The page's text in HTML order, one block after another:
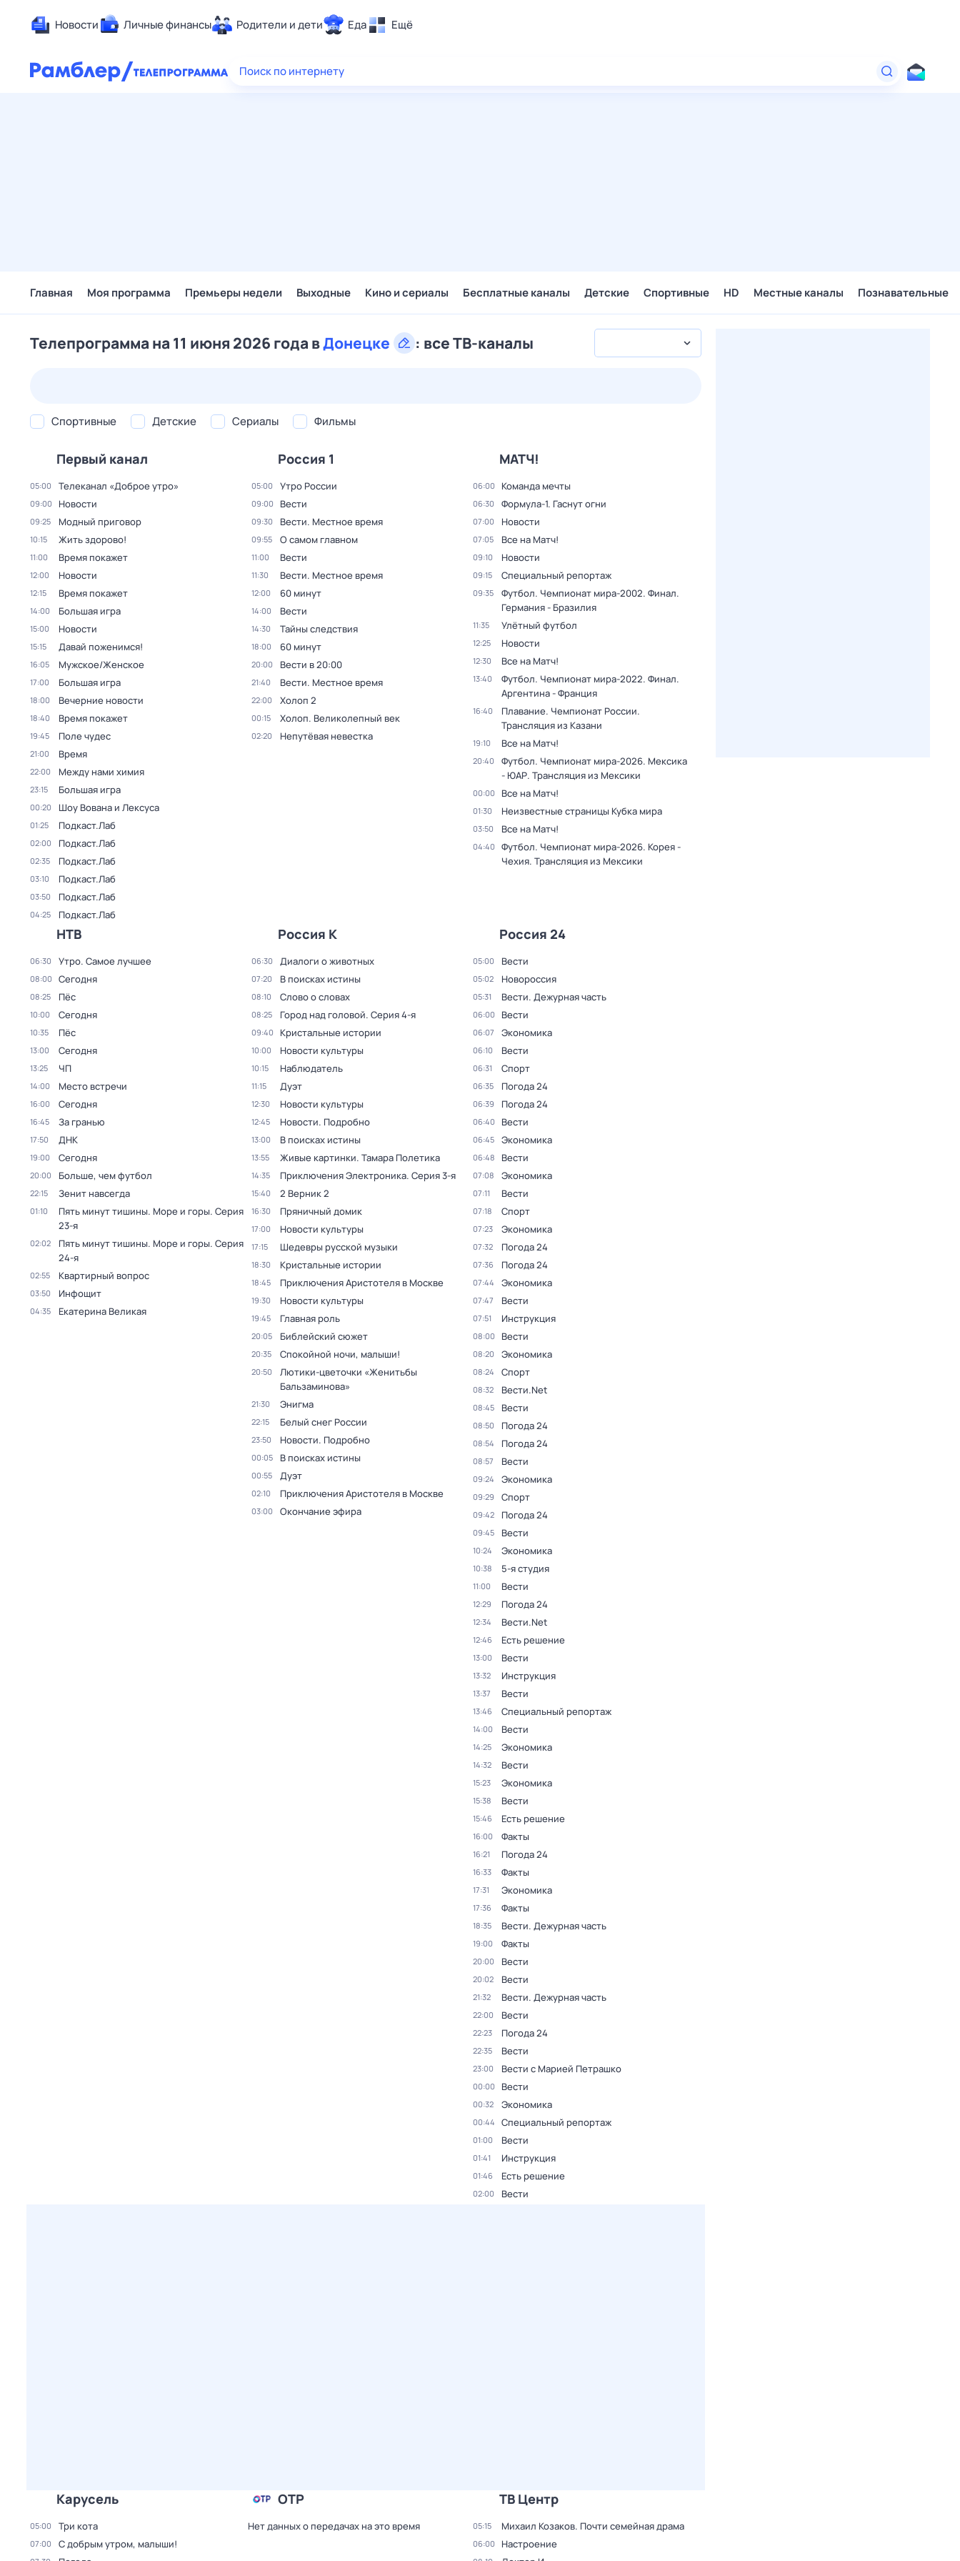
Новости Личные финансы Родители и дети Еда Ещё
Здоровье
Поиск по интернету
Главная Моя программа Премьеры недели Выходные Кино и сериалы Бесплатные каналы Детские Спортивные HD Местные каналы Познавательные
Телепрограмма на 11 июня 2026 года вДонецке : все ТВ-каналы
Спортивные Детские Сериалы Фильмы
Первый канал
05:00 Телеканал «Доброе утро»
09:00 Новости
09:25 Модный приговор
10:15 Жить здорово!
11:00 Время покажет
12:00 Новости
12:15 Время покажет
14:00 Большая игра
15:00 Новости
15:15 Давай поженимся!
16:05 Мужское/Женское
17:00 Большая игра
18:00 Вечерние новости
18:40 Время покажет
19:45 Поле чудес
21:00 Время
22:00 Между нами химия
23:15 Большая игра
00:20 Шоу Вована и Лексуса
01:25 Подкаст.Лаб
02:00 Подкаст.Лаб
02:35 Подкаст.Лаб
03:10 Подкаст.Лаб
03:50 Подкаст.Лаб
04:25 Подкаст.Лаб
Россия 1
05:00 Утро России
09:00 Вести
09:30 Вести. Местное время
09:55 О самом главном
11:00 Вести
11:30 Вести. Местное время
12:00 60 минут
14:00 Вести
14:30 Тайны следствия
18:00 60 минут
20:00 Вести в 20:00
21:40 Вести. Местное время
22:00 Холоп 2
00:15 Холоп. Великолепный век
02:20 Непутёвая невестка
МАТЧ!
06:00 Команда мечты
06:30 Формула-1. Гаснут огни
07:00 Новости
07:05 Все на Матч!
09:10 Новости
09:15 Специальный репортаж
09:35
Футбол. Чемпионат мира-2002. Финал.
Германия - Бразилия
11:35 Улётный футбол
12:25 Новости
12:30 Все на Матч!
13:40
Футбол. Чемпионат мира-2022. Финал.
Аргентина - Франция
16:40
Плавание. Чемпионат России.
Трансляция из Казани
19:10 Все на Матч!
20:40
Футбол. Чемпионат мира-2026. Мексика
- ЮАР. Трансляция из Мексики
00:00 Все на Матч!
01:30 Неизвестные страницы Кубка мира
03:50 Все на Матч!
04:40
Футбол. Чемпионат мира-2026. Корея -
Чехия. Трансляция из Мексики
НТВ
06:30 Утро. Самое лучшее
08:00 Сегодня
08:25 Пёс
10:00 Сегодня
10:35 Пёс
13:00 Сегодня
13:25 ЧП
14:00 Место встречи
16:00 Сегодня
16:45 За гранью
17:50 ДНК
19:00 Сегодня
20:00 Больше, чем футбол
22:15 Зенит навсегда
01:10 Пять минут тишины. Море и горы. Серия
23-я
02:02 Пять минут тишины. Море и горы. Серия
24-я
02:55 Квартирный вопрос
03:50 Инфощит
04:35 Екатерина Великая
Россия К
06:30 Диалоги о животных
07:20 В поисках истины
08:10 Слово о словах
08:25 Город над головой. Серия 4-я
09:40 Кристальные истории
10:00 Новости культуры
10:15 Наблюдатель
11:15 Дуэт
12:30 Новости культуры
12:45 Новости. Подробно
13:00 В поисках истины
13:55 Живые картинки. Тамара Полетика
14:35 Приключения Электроника. Серия 3-я
15:40 2 Верник 2
16:30 Пряничный домик
17:00 Новости культуры
17:15 Шедевры русской музыки
18:30 Кристальные истории
18:45 Приключения Аристотеля в Москве
19:30 Новости культуры
19:45 Главная роль
20:05 Библейский сюжет
20:35 Спокойной ночи, малыши!
20:50
Лютики-цветочки «Женитьбы
Бальзаминова»
21:30 Энигма
22:15 Белый снег России
23:50 Новости. Подробно
00:05 В поисках истины
00:55 Дуэт
02:10 Приключения Аристотеля в Москве
03:00 Окончание эфира
Россия 24
05:00 Вести
05:02 Новороссия
05:31 Вести. Дежурная часть
06:00 Вести
06:07 Экономика
06:10 Вести
06:31 Спорт
06:35 Погода 24
06:39 Погода 24
06:40 Вести
06:45 Экономика
06:48 Вести
07:08 Экономика
07:11 Вести
07:18 Спорт
07:23 Экономика
07:32 Погода 24
07:36 Погода 24
07:44 Экономика
07:47 Вести
07:51 Инструкция
08:00 Вести
08:20 Экономика
08:24 Спорт
08:32 Вести.Net
08:45 Вести
08:50 Погода 24
08:54 Погода 24
08:57 Вести
09:24 Экономика
09:29 Спорт
09:42 Погода 24
09:45 Вести
10:24 Экономика
10:38 5-я студия
11:00 Вести
12:29 Погода 24
12:34 Вести.Net
12:46 Есть решение
13:00 Вести
13:32 Инструкция
13:37 Вести
13:46 Специальный репортаж
14:00 Вести
14:25 Экономика
14:32 Вести
15:23 Экономика
15:38 Вести
15:46 Есть решение
16:00 Факты
16:21 Погода 24
16:33 Факты
17:31 Экономика
17:36 Факты
18:35 Вести. Дежурная часть
19:00 Факты
20:00 Вести
20:02 Вести
21:32 Вести. Дежурная часть
22:00 Вести
22:23 Погода 24
22:35 Вести
23:00 Вести с Марией Петрашко
00:00 Вести
00:32 Экономика
00:44 Специальный репортаж
01:00 Вести
01:41 Инструкция
01:46 Есть решение
02:00 Вести
Карусель
05:00 Три кота
07:00 С добрым утром, малыши!
ОТР
Нет данных о передачах на это время
ТВ Центр
05:15 Михаил Козаков. Почти семейная драма
06:00 Настроение